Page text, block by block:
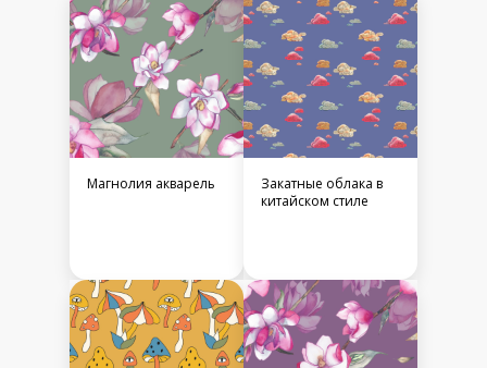
Магнолия акварель
Закатные облака в
китайском стиле